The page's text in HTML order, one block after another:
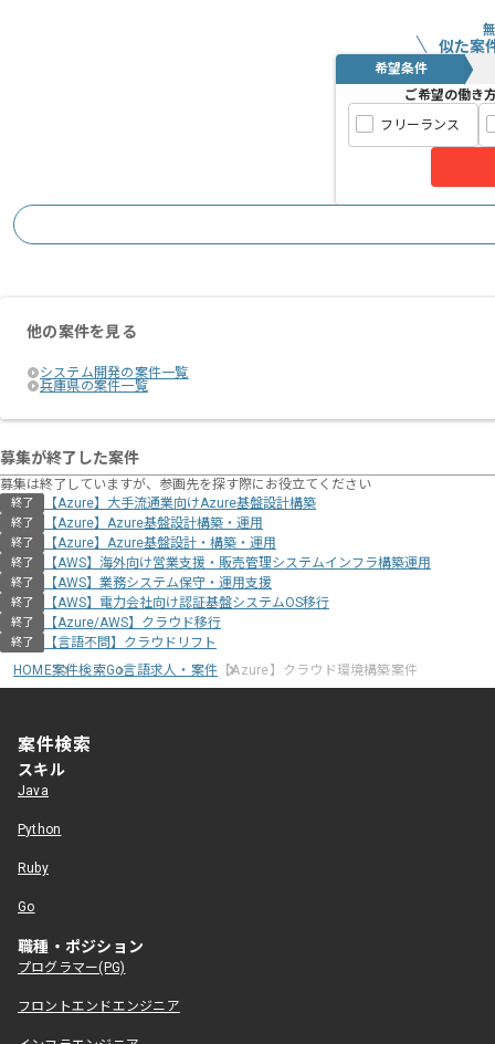
似た案
希望条件
ご希望の働き
フリーランス
他の案件を見る
システム開発の案件一覧
兵庫県の案件一覧
募集が終了した案件
募集は終了していますが、参画先を探す際にお役立てください
終了 【Azure】大手流通業向けAzure基盤設計構築
終了 【Azure】Azure基盤設計構築・運用
終了 【Azure】Azure基盤設計・構築・運用
終了 【AWS】海外向け営業支援・販売管理システムインフラ構築運用
終了 【AWS】業務システム保守・運用支援
終了 【AWS】電力会社向け認証基盤システムOS移行
終了 【Azure/AWS】クラウド移行
終了
【言語不問】クラウドリフト
HOME案件検索Go言語求人・案件 【Azure】クラウド環境構築案件
案件検索
スキル
Java
Python
Ruby
Go
職種・ポジション
プログラマー(PG)
フロントエンドエンジニア